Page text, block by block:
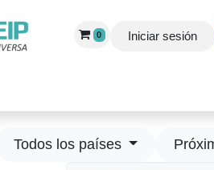
0 Iniciar sesión
Todos los países